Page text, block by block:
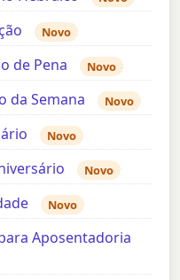
Novo
de Pena Novo
da Semana Novo
Novo
Novo
Novo
Aposentadoria